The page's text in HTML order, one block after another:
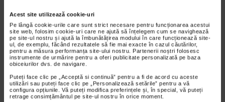
Acest site utilizează cookie-uri
Pe lângă cookie-urile care sunt strict necesare pentru funcționarea acestui
site web, folosim cookie-uri care ne ajută să înțelegem cum se navighează
pe site-ul nostru și ajută la îmbunătățirea modului în care funcționează site-
ul, de exemplu, făcând rezultatele să fie mai exacte în cazul căutărilor,
pentru a măsura performanța site-ului nostru. Partenerii noștri folosesc
instrumente de urmărire pentru a oferi publicitate personalizată pe baza
obiceiurilor dvs. de navigare.
Puteți face clic pe „Acceptă si continuă” pentru a fi de acord cu aceste
utilizări sau puteți face clic pe „Personalizează setările” pentru a vă
configura opțiunile. Vă puteți modifica preferințele și, în special, vă puteți
retrage consimțământul pe site-ul nostru în orice moment.
ARTS and ARTISTS. Floriama Cândea –
„Invisible Garden #2”
141 vizualizari